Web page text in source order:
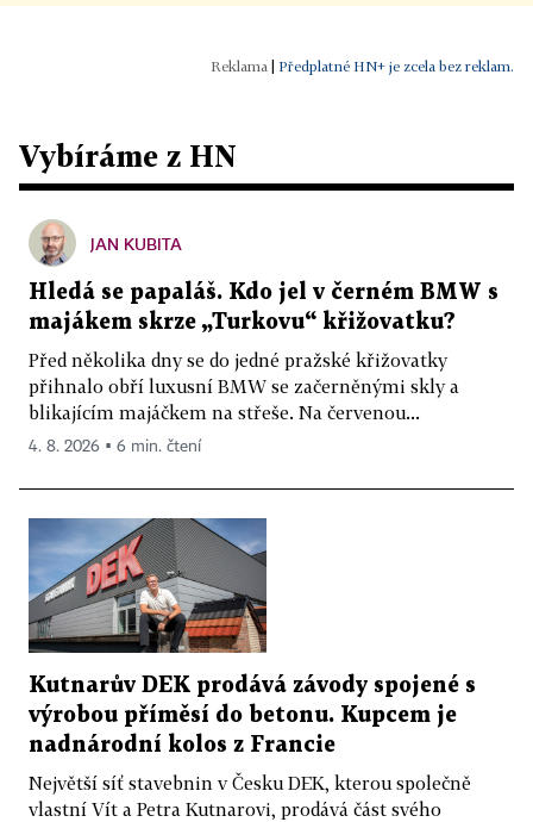
Předplatné HN+ je zcela bez reklam.
Vybíráme z HN
JAN KUBITA
Hledá se papaláš. Kdo jel v černém BMW s
majákem skrze „Turkovu“ křižovatku?
Před několika dny se do jedné pražské křižovatky
přihnalo obří luxusní BMW se začerněnými skly a
blikajícím majáčkem na střeše. Na červenou...
4. 8. 2026 ▪ 6 min. čtení
Kutnarův DEK prodává závody spojené s
výrobou příměsí do betonu. Kupcem je
nadnárodní kolos z Francie
Největší síť stavebnin v Česku DEK, kterou společně
vlastní Vít a Petra Kutnarovi, prodává část svého